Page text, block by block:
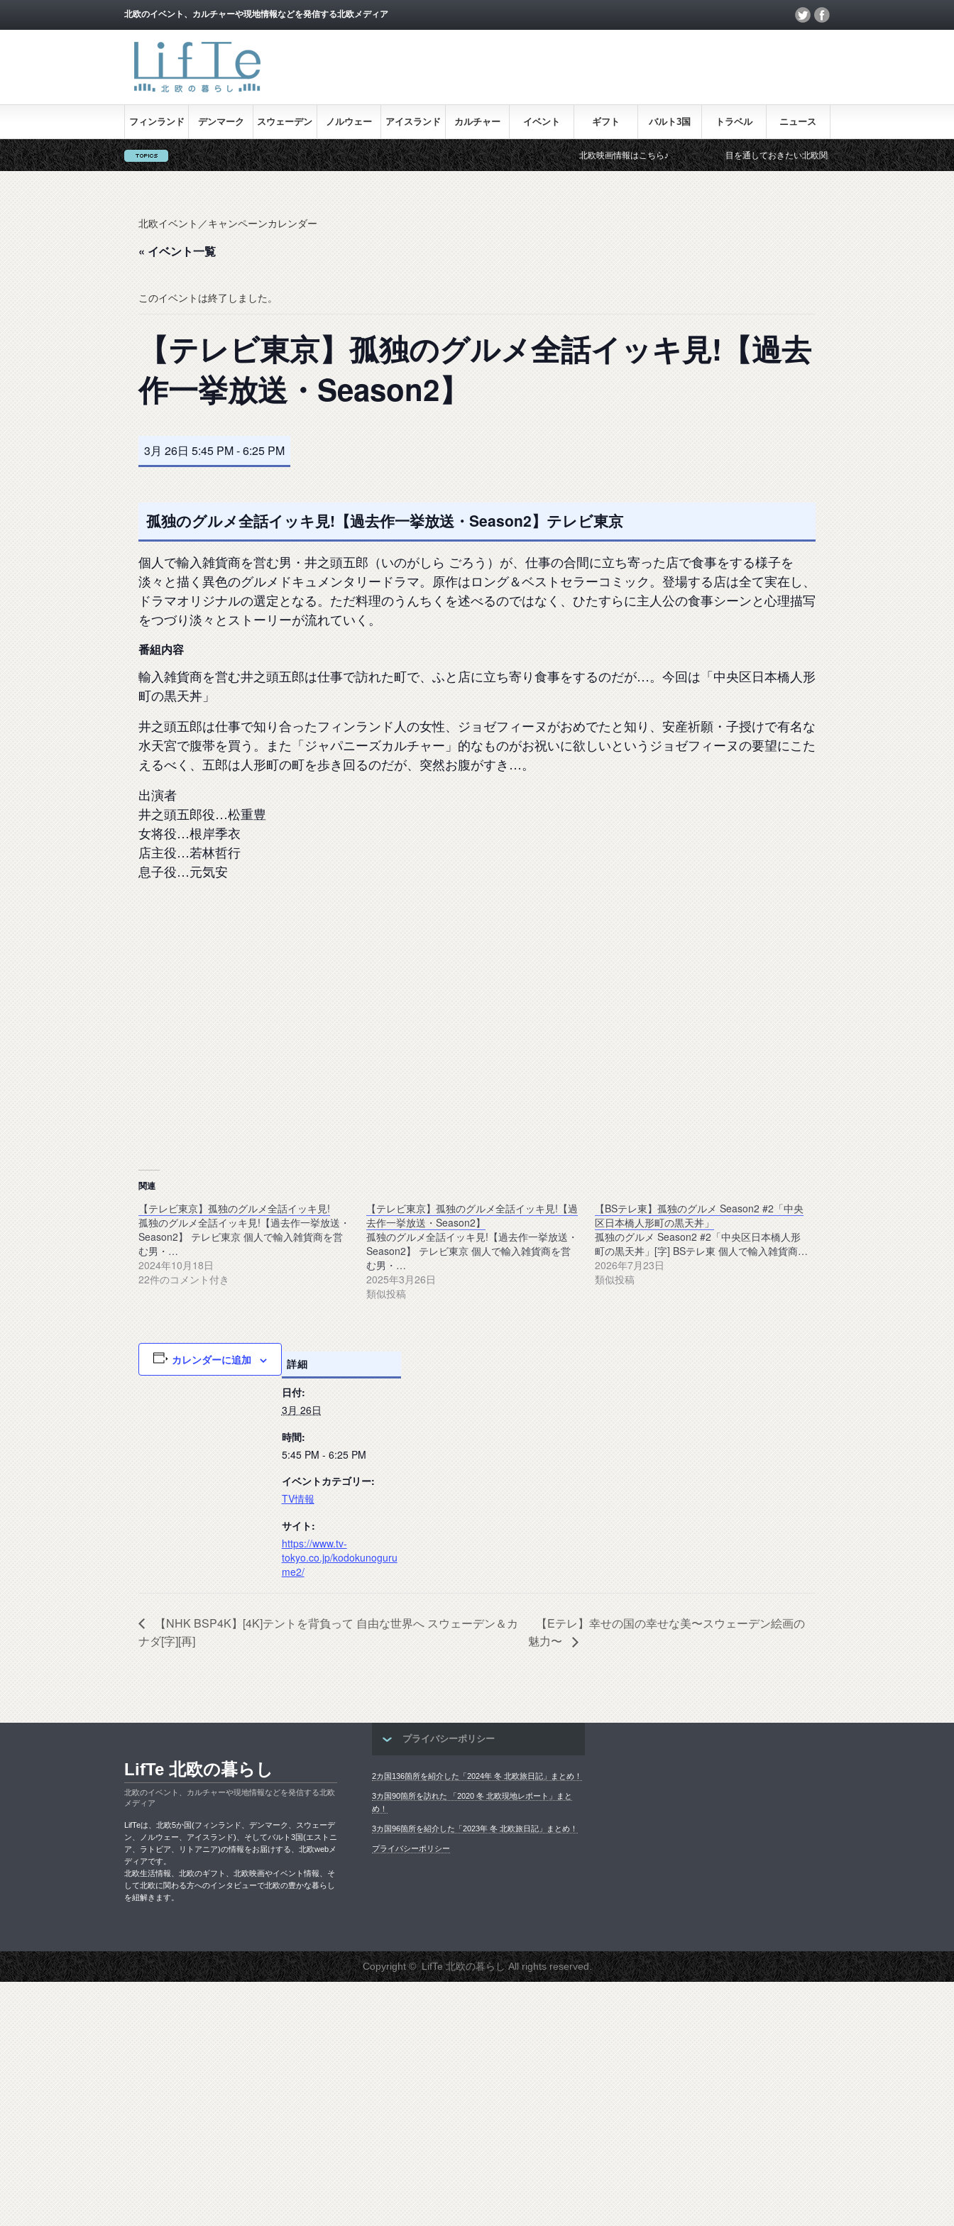
北欧のイベント、カルチャーや現地情報などを発信する北欧メディア
フィンランド デンマーク スウェーデン ノルウェー アイスランド カルチャー イベント ギフト バルト3国 トラベル ニュース
北欧映画情報はこちら♪ 目を通しておきたい北欧関連のイベント！ 北欧らし
北欧イベント／キャンペーンカレンダー
« イベント一覧
このイベントは終了しました。
【テレビ東京】孤独のグルメ全話イッキ見!【過去
作一挙放送・Season2】
3月 26日 5:45 PM-6:25 PM
孤独のグルメ全話イッキ見!【過去作一挙放送・Season2】テレビ東京
個人で輸入雑貨商を営む男・井之頭五郎（いのがしら ごろう）が、仕事の合間に立ち寄った店で食事をする様子を
淡々と描く異色のグルメドキュメンタリードラマ。原作はロング＆ベストセラーコミック。登場する店は全て実在し、
ドラマオリジナルの選定となる。ただ料理のうんちくを述べるのではなく、ひたすらに主人公の食事シーンと心理描写
をつづり淡々とストーリーが流れていく。
番組内容
輸入雑貨商を営む井之頭五郎は仕事で訪れた町で、ふと店に立ち寄り食事をするのだが…。今回は「中央区日本橋人形
町の黒天丼」
井之頭五郎は仕事で知り合ったフィンランド人の女性、ジョゼフィーヌがおめでたと知り、安産祈願・子授けで有名な
水天宮で腹帯を買う。また「ジャパニーズカルチャー」的なものがお祝いに欲しいというジョゼフィーヌの要望にこた
えるべく、五郎は人形町の町を歩き回るのだが、突然お腹がすき…。
出演者
井之頭五郎役…松重豊
女将役…根岸季衣
店主役…若林哲行
息子役…元気安
関連
【テレビ東京】孤独のグルメ全話イッキ見!
孤独のグルメ全話イッキ見!【過去作一挙放送・
Season2】 テレビ東京 個人で輸入雑貨商を営
む男・…
2024年10月18日
22件のコメント付き
【テレビ東京】孤独のグルメ全話イッキ見!【過
去作一挙放送・Season2】
孤独のグルメ全話イッキ見!【過去作一挙放送・
Season2】 テレビ東京 個人で輸入雑貨商を営
む男・…
2025年3月26日
類似投稿
【BSテレ東】孤独のグルメ Season2 #2「中央
区日本橋人形町の黒天丼」
孤独のグルメ Season2 #2「中央区日本橋人形
町の黒天丼」[字] BSテレ東 個人で輸入雑貨商…
2026年7月23日
類似投稿
カレンダーに追加
詳細
日付:
3月 26日
時間:
5:45 PM - 6:25 PM
イベントカテゴリー:
TV情報
サイト:
https://www.tv-
tokyo.co.jp/kodokunoguru
me2/
【NHK BSP4K】[4K]テントを背負って 自由な世界へ スウェーデン＆カ
ナダ[字][再]
【Eテレ】幸せの国の幸せな美〜スウェーデン絵画の
魅力〜
プライバシーポリシー
2カ国136箇所を紹介した「2024年 冬 北欧旅日記」まとめ！
3カ国90箇所を訪れた 「2020 冬 北欧現地レポート」まと
め！
3カ国96箇所を紹介した「2023年 冬 北欧旅日記」まとめ！
プライバシーポリシー
LifTe 北欧の暮らし
北欧のイベント、カルチャーや現地情報などを発信する北欧
メディア
LifTeは、北欧5か国(フィンランド、デンマーク、スウェーデ
ン、ノルウェー、アイスランド)、そしてバルト3国(エストニ
ア、ラトビア、リトアニア)の情報をお届けする、北欧webメ
ディアです。
北欧生活情報、北欧のギフト、北欧映画やイベント情報、そ
して北欧に関わる方へのインタビューで北欧の豊かな暮らし
を紐解きます。
Copyright ©LifTe 北欧の暮らしAll rights reserved.